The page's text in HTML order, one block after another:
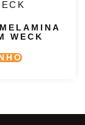
WECK